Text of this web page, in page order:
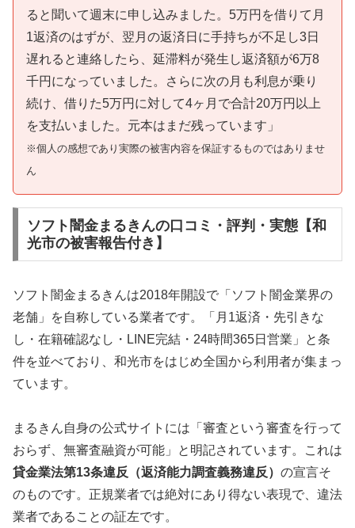
ると聞いて週末に申し込みました。5万円を借りて月
1返済のはずが、翌月の返済日に手持ちが不足し3日
遅れると連絡したら、延滞料が発生し返済額が6万8
千円になっていました。さらに次の月も利息が乗り
続け、借りた5万円に対して4ヶ月で合計20万円以上
を支払いました。元本はまだ残っています」
※個人の感想であり実際の被害内容を保証するものではありませ
ん
ソフト闇金まるきんの口コミ・評判・実態【和
光市の被害報告付き】
ソフト闇金まるきんは2018年開設で「ソフト闇金業界の
老舗」を自称している業者です。「月1返済・先引きな
し・在籍確認なし・LINE完結・24時間365日営業」と条
件を並べており、和光市をはじめ全国から利用者が集まっ
ています。
まるきん自身の公式サイトには「審査という審査を行って
おらず、無審査融資が可能」と明記されています。これは
貸金業法第13条違反（返済能力調査義務違反） の宣言そ
のものです。正規業者では絶対にあり得ない表現で、違法
業者であることの証左です。